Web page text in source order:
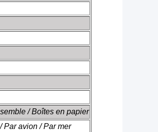
/ Boîtes en papier
Par avion / Par mer